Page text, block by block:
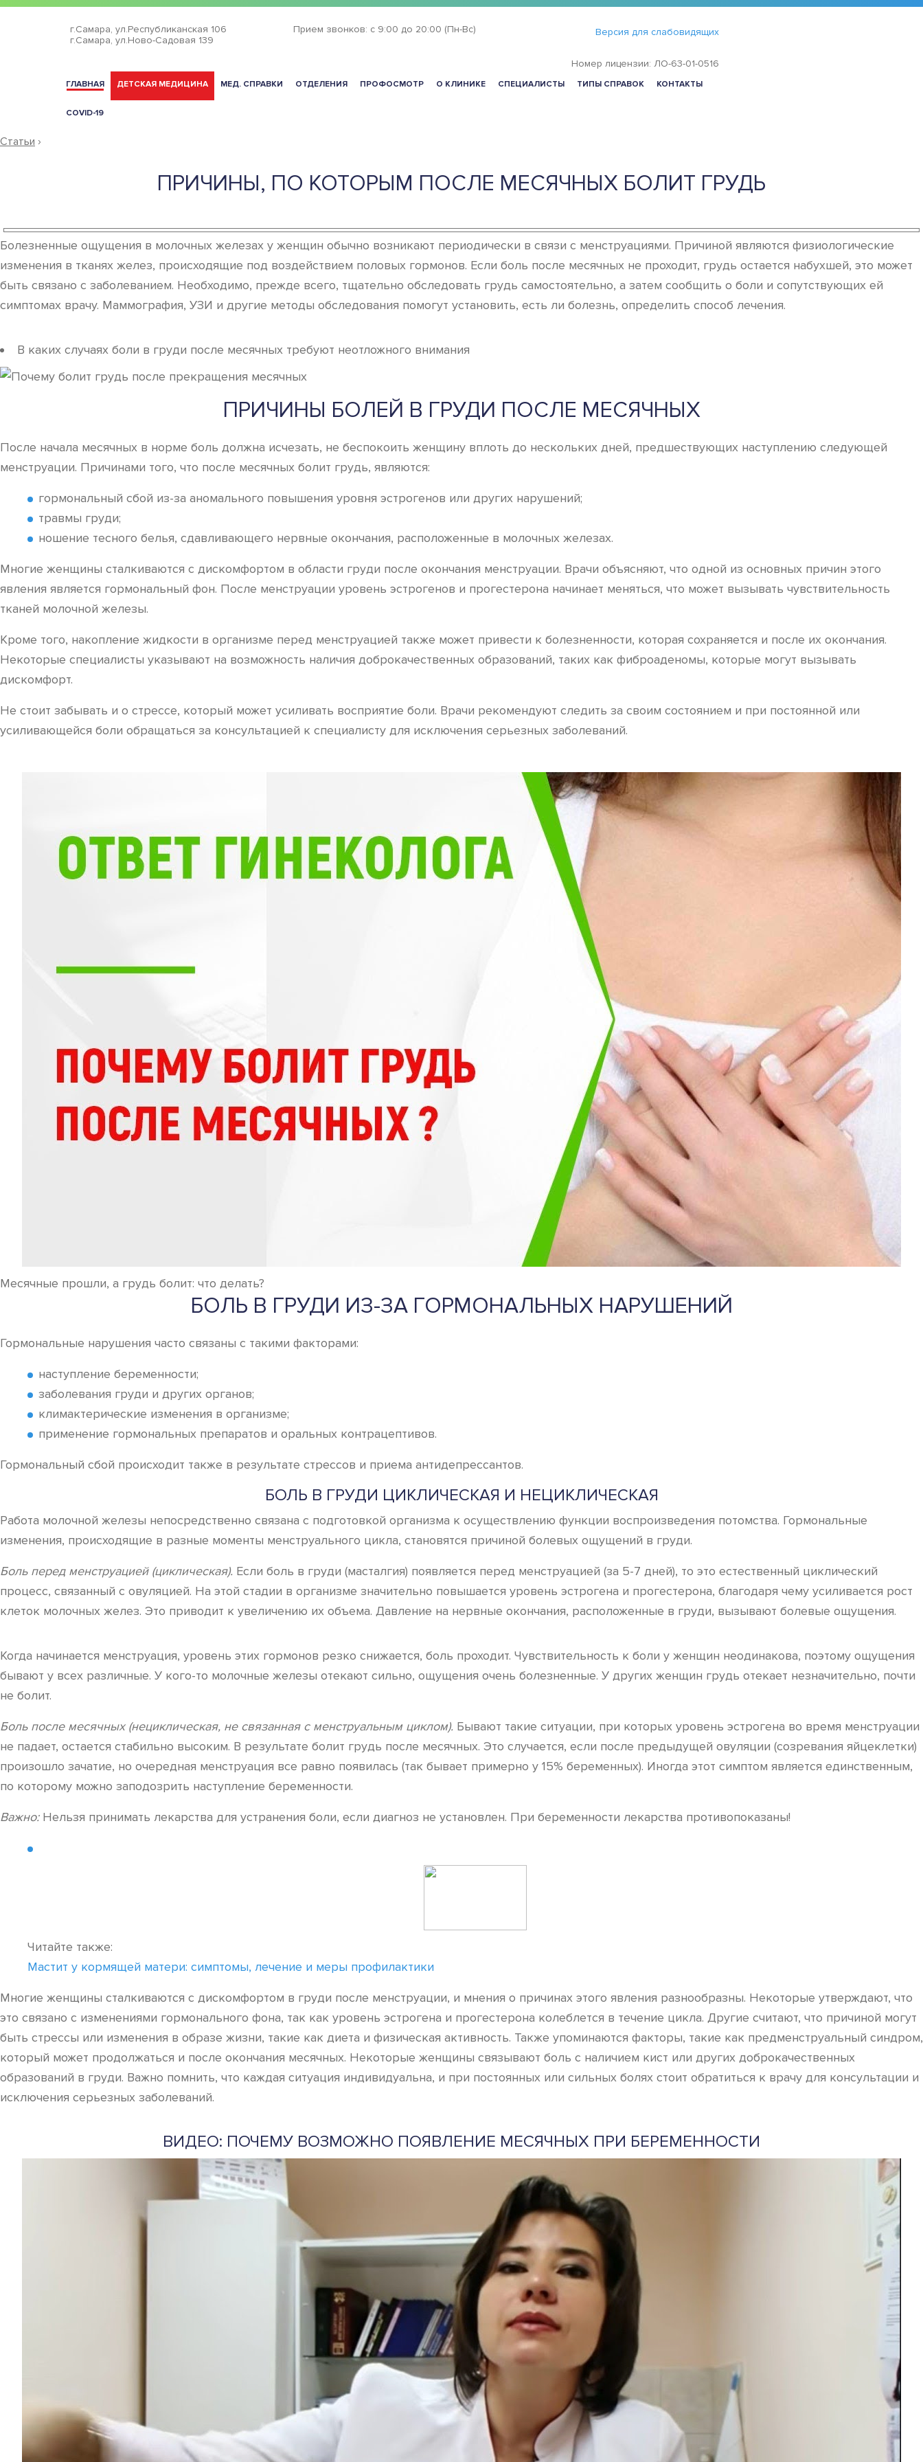
г.Самара, ул.Республиканская 106
г.Самара, ул.Ново-Садовая 139
Прием звонков: с 9:00 до 20:00 (Пн-Вс) Версия для слабовидящих
Номер лицензии: ЛО-63-01-0516
ГЛАВНАЯ ДЕТСКАЯ МЕДИЦИНА МЕД. СПРАВКИ ОТДЕЛЕНИЯ ПРОФОСМОТР О КЛИНИКЕ СПЕЦИАЛИСТЫ ТИПЫ СПРАВОК КОНТАКТЫ
COVID-19
Статьи ›
ПРИЧИНЫ, ПО КОТОРЫМ ПОСЛЕ МЕСЯЧНЫХ БОЛИТ ГРУДЬ
Болезненные ощущения в молочных железах у женщин обычно возникают периодически в связи с менструациями. Причиной являются физиологические
изменения в тканях желез, происходящие под воздействием половых гормонов. Если боль после месячных не проходит, грудь остается набухшей, это может
быть связано с заболеванием. Необходимо, прежде всего, тщательно обследовать грудь самостоятельно, а затем сообщить о боли и сопутствующих ей
симптомах врачу. Маммография, УЗИ и другие методы обследования помогут установить, есть ли болезнь, определить способ лечения.
В каких случаях боли в груди после месячных требуют неотложного внимания
ПРИЧИНЫ БОЛЕЙ В ГРУДИ ПОСЛЕ МЕСЯЧНЫХ
После начала месячных в норме боль должна исчезать, не беспокоить женщину вплоть до нескольких дней, предшествующих наступлению следующей
менструации. Причинами того, что после месячных болит грудь, являются:
гормональный сбой из-за аномального повышения уровня эстрогенов или других нарушений;
травмы груди;
ношение тесного белья, сдавливающего нервные окончания, расположенные в молочных железах.
Многие женщины сталкиваются с дискомфортом в области груди после окончания менструации. Врачи объясняют, что одной из основных причин этого
явления является гормональный фон. После менструации уровень эстрогенов и прогестерона начинает меняться, что может вызывать чувствительность
тканей молочной железы.
Кроме того, накопление жидкости в организме перед менструацией также может привести к болезненности, которая сохраняется и после их окончания.
Некоторые специалисты указывают на возможность наличия доброкачественных образований, таких как фиброаденомы, которые могут вызывать
дискомфорт.
Не стоит забывать и о стрессе, который может усиливать восприятие боли. Врачи рекомендуют следить за своим состоянием и при постоянной или
усиливающейся боли обращаться за консультацией к специалисту для исключения серьезных заболеваний.
Месячные прошли, а грудь болит: что делать?
БОЛЬ В ГРУДИ ИЗ-ЗА ГОРМОНАЛЬНЫХ НАРУШЕНИЙ
Гормональные нарушения часто связаны с такими факторами:
наступление беременности;
заболевания груди и других органов;
климактерические изменения в организме;
применение гормональных препаратов и оральных контрацептивов.
Гормональный сбой происходит также в результате стрессов и приема антидепрессантов.
БОЛЬ В ГРУДИ ЦИКЛИЧЕСКАЯ И НЕЦИКЛИЧЕСКАЯ
Работа молочной железы непосредственно связана с подготовкой организма к осуществлению функции воспроизведения потомства. Гормональные
изменения, происходящие в разные моменты менструального цикла, становятся причиной болевых ощущений в груди.
Боль перед менструацией (циклическая). Если боль в груди (масталгия) появляется перед менструацией (за 5-7 дней), то это естественный циклический
процесс, связанный с овуляцией. На этой стадии в организме значительно повышается уровень эстрогена и прогестерона, благодаря чему усиливается рост
клеток молочных желез. Это приводит к увеличению их объема. Давление на нервные окончания, расположенные в груди, вызывают болевые ощущения.
Когда начинается менструация, уровень этих гормонов резко снижается, боль проходит. Чувствительность к боли у женщин неодинакова, поэтому ощущения
бывают у всех различные. У кого-то молочные железы отекают сильно, ощущения очень болезненные. У других женщин грудь отекает незначительно, почти
не болит.
Боль после месячных (нециклическая, не связанная с менструальным циклом). Бывают такие ситуации, при которых уровень эстрогена во время менструации
не падает, остается стабильно высоким. В результате болит грудь после месячных. Это случается, если после предыдущей овуляции (созревания яйцеклетки)
произошло зачатие, но очередная менструация все равно появилась (так бывает примерно у 15% беременных). Иногда этот симптом является единственным,
по которому можно заподозрить наступление беременности.
Важно:Нельзя принимать лекарства для устранения боли, если диагноз не установлен. При беременности лекарства противопоказаны!
Читайте также:
Мастит у кормящей матери: симптомы, лечение и меры профилактики
Многие женщины сталкиваются с дискомфортом в груди после менструации, и мнения о причинах этого явления разнообразны. Некоторые утверждают, что
это связано с изменениями гормонального фона, так как уровень эстрогена и прогестерона колеблется в течение цикла. Другие считают, что причиной могут
быть стрессы или изменения в образе жизни, такие как диета и физическая активность. Также упоминаются факторы, такие как предменструальный синдром,
который может продолжаться и после окончания месячных. Некоторые женщины связывают боль с наличием кист или других доброкачественных
образований в груди. Важно помнить, что каждая ситуация индивидуальна, и при постоянных или сильных болях стоит обратиться к врачу для консультации и
исключения серьезных заболеваний.
ВИДЕО: ПОЧЕМУ ВОЗМОЖНО ПОЯВЛЕНИЕ МЕСЯЧНЫХ ПРИ БЕРЕМЕННОСТИ